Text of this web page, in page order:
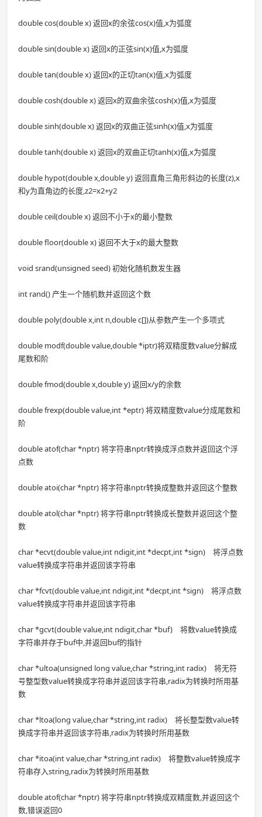
double cos(double x) 返回x的余弦cos(x)值,x为弧度
double sin(double x) 返回x的正弦sin(x)值,x为弧度
double tan(double x) 返回x的正切tan(x)值,x为弧度
double cosh(double x) 返回x的双曲余弦cosh(x)值,x为弧度
double sinh(double x) 返回x的双曲正弦sinh(x)值,x为弧度
double tanh(double x) 返回x的双曲正切tanh(x)值,x为弧度
double hypot(double x,double y) 返回直角三角形斜边的长度(z),x
和y为直角边的长度,z2=x2+y2
double ceil(double x) 返回不小于x的最小整数
double floor(double x) 返回不大于x的最大整数
void srand(unsigned seed) 初始化随机数发生器
int rand() 产生一个随机数并返回这个数
double poly(double x,int n,double c[])从参数产生一个多项式
double modf(double value,double *iptr)将双精度数value分解成
尾数和阶
double fmod(double x,double y) 返回x/y的余数
double frexp(double value,int *eptr) 将双精度数value分成尾数和
阶
double atof(char *nptr) 将字符串nptr转换成浮点数并返回这个浮
点数
double atoi(char *nptr) 将字符串nptr转换成整数并返回这个整数
double atol(char *nptr) 将字符串nptr转换成长整数并返回这个整
数
char *ecvt(double value,int ndigit,int *decpt,int *sign) 将浮点数
value转换成字符串并返回该字符串
char *fcvt(double value,int ndigit,int *decpt,int *sign) 将浮点数
value转换成字符串并返回该字符串
char *gcvt(double value,int ndigit,char *buf) 将数value转换成
字符串并存于buf中,并返回buf的指针
char *ultoa(unsigned long value,char *string,int radix) 将无符
号整型数value转换成字符串并返回该字符串,radix为转换时所用基
数
char *ltoa(long value,char *string,int radix) 将长整型数value转
换成字符串并返回该字符串,radix为转换时所用基数
char *itoa(int value,char *string,int radix) 将整数value转换成字
符串存入string,radix为转换时所用基数
double atof(char *nptr) 将字符串nptr转换成双精度数,并返回这个
数,错误返回0